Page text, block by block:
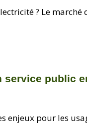
? Le marché
service public
enjeux pour les